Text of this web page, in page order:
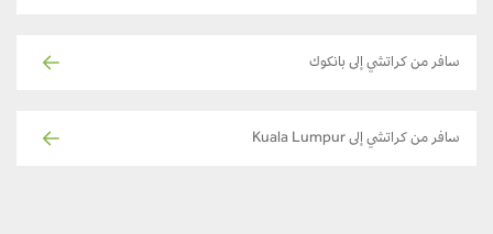
سافر من كراتشي إلى بانكوك
سافر من كراتشي إلى Kuala Lumpur